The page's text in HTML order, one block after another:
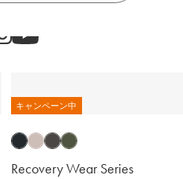
キャンペーン中
Recovery Wear Series